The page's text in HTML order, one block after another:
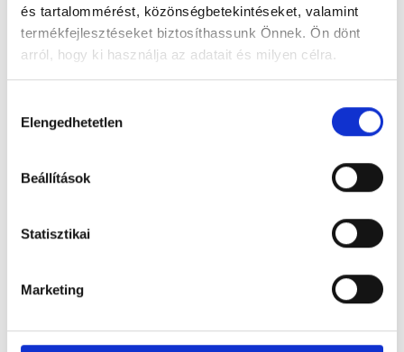
és tartalommérést, közönségbetekintéseket, valamint
termékfejlesztéseket biztosíthassunk Önnek. Ön dönt
arról, hogy ki használja az adatait és milyen célra.
Információgyűjtés az Ön földrajzi
Az Ön készülékén beazonosítása annak konkrét
tulajdonságainak (ujjlenyomat) aktív ellenőrzésével
módjairól és adja meg preferenciáit a
szabásához, közösségi funkciók biztosításához,
kiválasztása
Elengedhetetlen
Beállítások
Statisztikai
Marketing